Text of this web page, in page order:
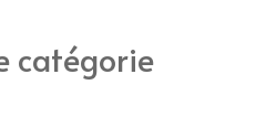
catégorie